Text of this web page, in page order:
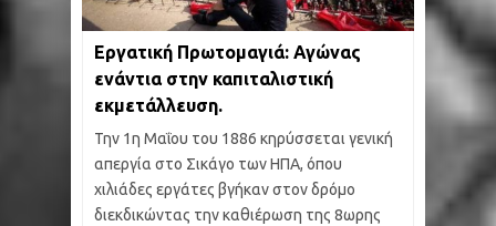
Εργατική Πρωτομαγιά: Αγώνας
ενάντια στην καπιταλιστική
εκμετάλλευση.
Την 1η Μαΐου του 1886 κηρύσσεται γενική
απεργία στο Σικάγο των ΗΠΑ, όπου
χιλιάδες εργάτες βγήκαν στον δρόμο
διεκδικώντας την καθιέρωση της 8ωρης